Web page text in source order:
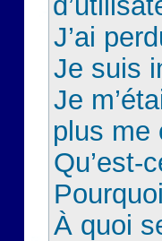
J’ai
Je suis
Je
plus me
Qu’est-
À quoi